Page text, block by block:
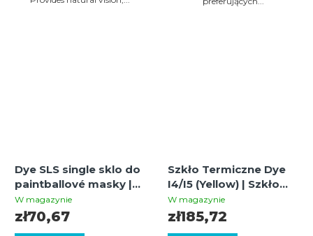
Dye SLS single sklo do
paintballové masky |
Clear | Náhradní sklo |
UV ochrana
W magazynie
zł70,67
Szkło Termiczne Dye
I4/I5 (Yellow) | Szkło
zapasowe do masek
Dye I4 i I5 | Zwiększony
kontrast
W magazynie
zł185,72